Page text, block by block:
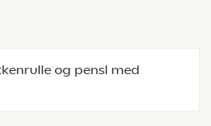
og pensl med